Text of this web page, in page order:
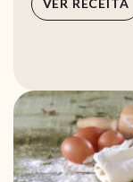
VER RECEITA